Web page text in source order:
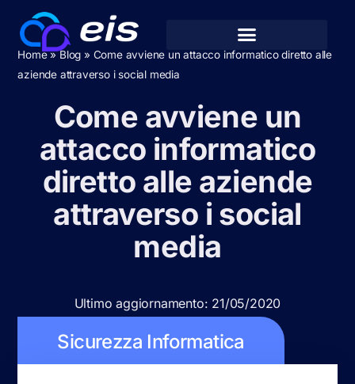
Home»Blog » Come avviene un attacco informatico diretto alle
aziende attraverso i social media
Come avviene un
attacco informatico
diretto alle aziende
attraverso i social
media
Ultimo aggiornamento: 21/05/2020
Sicurezza Informatica